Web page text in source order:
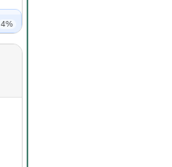
4%